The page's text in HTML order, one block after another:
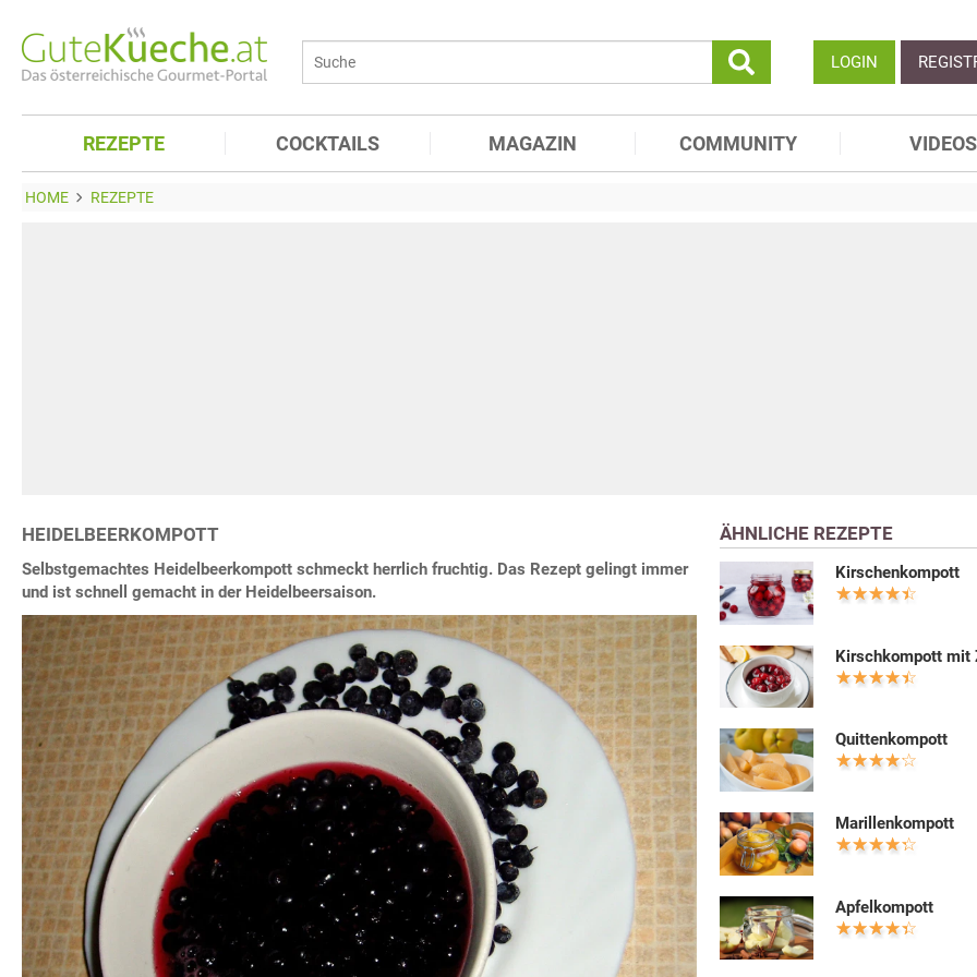
LOGIN
REZEPTE COCKTAILS MAGAZIN COMMUNITY VIDEOS
HOME REZEPTE
HEIDELBEERKOMPOTT
Selbstgemachtes Heidelbeerkompott schmeckt herrlich fruchtig. Das Rezept gelingt immer
und ist schnell gemacht in der Heidelbeersaison.
ÄHNLICHE REZEPTE
Kirschenkompott
Kirschkompott mit
Quittenkompott
Marillenkompott
Apfelkompott